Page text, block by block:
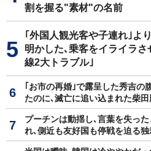
割を握る"素材"の名前
｢外国人観光客や子連れ｣よ
明かした､乗客をイライラさ
線2大トラブル｣
｢お市の再婚｣で露呈した秀吉
たのに､滅亡に追い込まれた柴
プーチンは動揺し､言葉を失っ
れ､側近も友好国も停戦を迫る